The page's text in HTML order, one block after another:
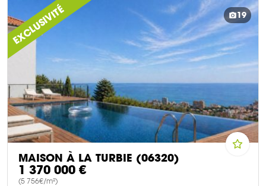
EXCLUSIVITÉ 19
MAISON À LA TURBIE (06320)
1 370 000 €
(5 756€/m²)